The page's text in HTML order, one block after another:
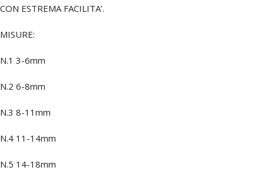
CON ESTREMA FACILITA’.
MISURE:
N.1 3-6mm
N.2 6-8mm
N.3 8-11mm
N.4 11-14mm
N.5 14-18mm